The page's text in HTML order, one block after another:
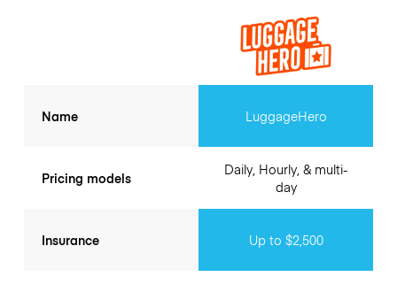
Name
Pricing models
Insurance
LuggageHero
Daily, Hourly, & multi-
day
Up to $2,500